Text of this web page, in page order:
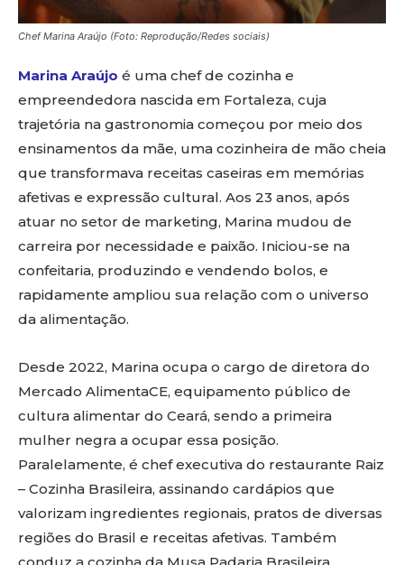
Chef Marina Araújo (Foto: Reprodução/Redes sociais)
Marina Araújo é uma chef de cozinha e
empreendedora nascida em Fortaleza, cuja
trajetória na gastronomia começou por meio dos
ensinamentos da mãe, uma cozinheira de mão cheia
que transformava receitas caseiras em memórias
afetivas e expressão cultural. Aos 23 anos, após
atuar no setor de marketing, Marina mudou de
carreira por necessidade e paixão. Iniciou-se na
confeitaria, produzindo e vendendo bolos, e
rapidamente ampliou sua relação com o universo
da alimentação.
Desde 2022, Marina ocupa o cargo de diretora do
Mercado AlimentaCE, equipamento público de
cultura alimentar do Ceará, sendo a primeira
mulher negra a ocupar essa posição.
Paralelamente, é chef executiva do restaurante Raiz
– Cozinha Brasileira, assinando cardápios que
valorizam ingredientes regionais, pratos de diversas
regiões do Brasil e receitas afetivas. Também